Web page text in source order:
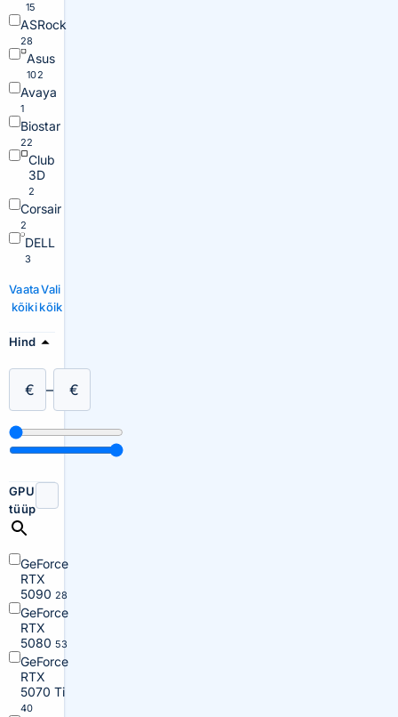
15
ASRock
28
Asus
102
Avaya
1
Biostar
22
Club
3D
2
Corsair
2
DELL
3
Vaata
kõiki
Vali
kõik
Hind
€ – €
GPU
tüüp
GeForce
RTX
5090 28
GeForce
RTX
5080 53
GeForce
RTX
5070 Ti
40